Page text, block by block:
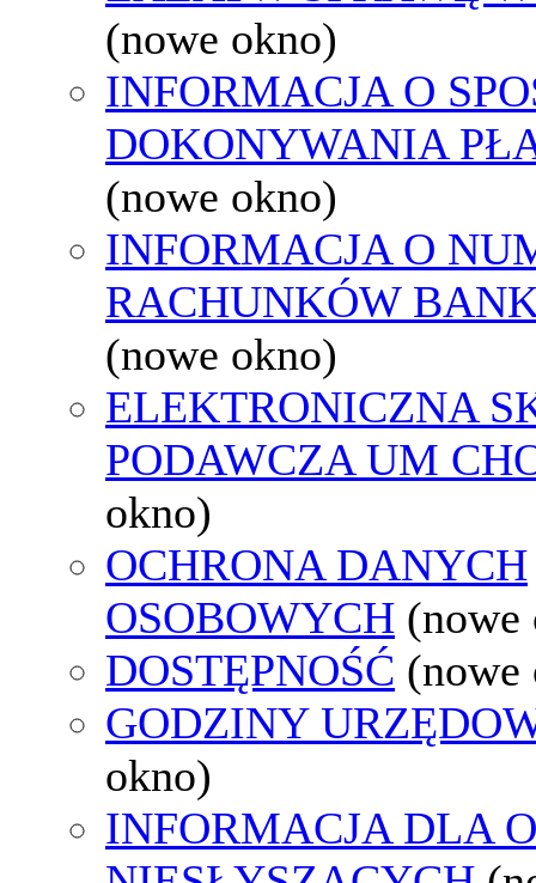
(nowe okno)
INFORMACJA O
DOKONYWANIA
(nowe okno)
INFORMACJA O
RACHUNKÓW
(nowe okno)
ELEKTRONICZNA
PODAWCZA UM
okno)
OCHRONA DANYCH
OSOBOWYCH (nowe
DOSTĘPNOŚĆ (nowe
GODZINY
okno)
INFORMACJA DLA